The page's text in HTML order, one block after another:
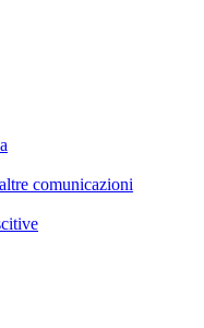
comunicazioni